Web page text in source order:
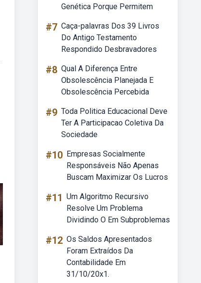
Genética Porque Permitem
#7 Caça-palavras Dos 39 Livros
Do Antigo Testamento
Respondido Desbravadores
#8 Qual A Diferença Entre
Obsolescência Planejada E
Obsolescência Percebida
#9 Toda Politica Educacional Deve
Ter A Participacao Coletiva Da
Sociedade
#10 Empresas Socialmente
Responsáveis Não Apenas
Buscam Maximizar Os Lucros
#11 Um Algoritmo Recursivo
Resolve Um Problema
Dividindo O Em Subproblemas
#12 Os Saldos Apresentados
Foram Extraídos Da
Contabilidade Em
31/10/20x1.